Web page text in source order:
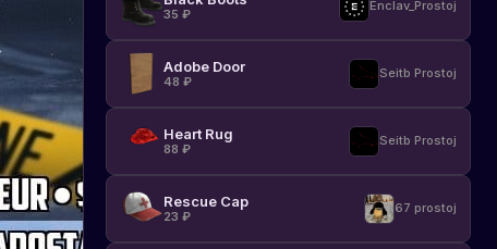
35 ₽
Enclav_Prostoj
Adobe Door
48 ₽
Seitb Prostoj
Heart Rug
88 ₽
Seitb Prostoj
Rescue Cap
23 ₽
67 prostoj